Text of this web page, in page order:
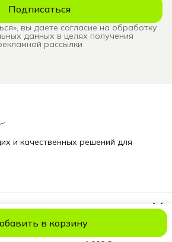
в корзину
Подписаться
вы даете согласие на обработку
данных в целях получения
рассылки
и качественных решений для
Правила возвратаРеквизиты